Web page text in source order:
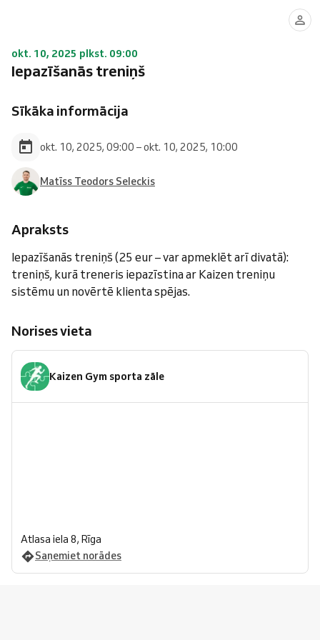
okt. 10, 2025 plkst. 09:00
Iepazīšanās treniņš
Sīkāka informācija
okt. 10, 2025, 09:00 – okt. 10, 2025, 10:00
Matīss Teodors Seleckis
Apraksts
Iepazīšanās treniņš (25 eur – var apmeklēt arī divatā):
treniņš, kurā treneris iepazīstina ar Kaizen treniņu
sistēmu un novērtē klienta spējas.
Norises vieta
Kaizen Gym sporta zāle
Atlasa iela 8, Rīga
Saņemiet norādes